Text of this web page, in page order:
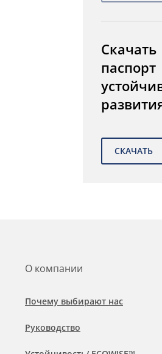
Скачать
паспорт
О компании
Почему выбирают нас
Руководство